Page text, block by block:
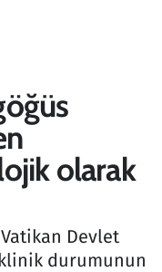
olarak
Devlet
klinik durumunun